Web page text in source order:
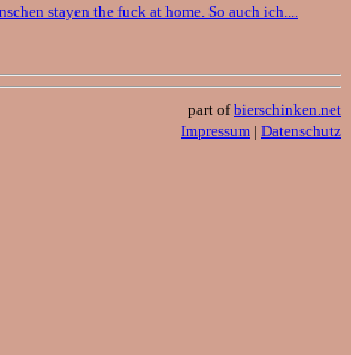
stayen the fuck at home. So auch ich....
part ofbierschinken.net
Impressum | Datenschutz